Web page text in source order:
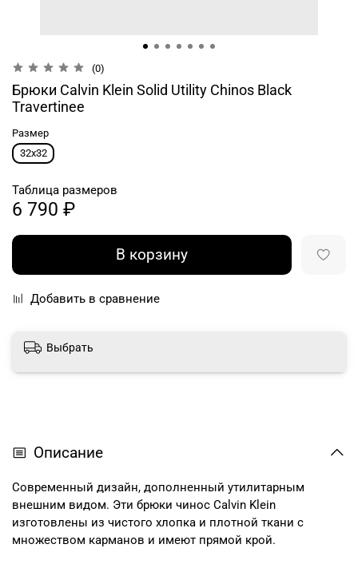
(0)
Брюки Calvin Klein Solid Utility Chinos Black
Travertinee
Размер
32x32
Таблица размеров
6 790 ₽
В корзину
Добавить в сравнение
Выбрать
Описание
Современный дизайн, дополненный утилитарным
внешним видом. Эти брюки чинос Calvin Klein
изготовлены из чистого хлопка и плотной ткани с
множеством карманов и имеют прямой крой.